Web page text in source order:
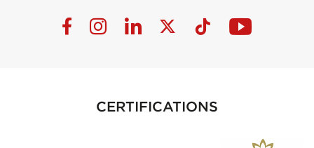
CERTIFICATIONS